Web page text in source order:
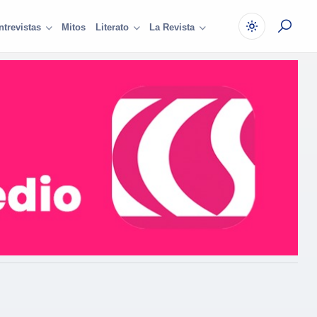
Mitos Literato La Revista